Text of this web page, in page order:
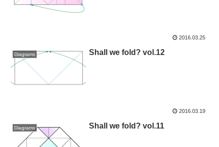
2016.03.25
Diagrams Shall we fold? vol.12
2016.03.19
Diagrams Shall we fold? vol.11